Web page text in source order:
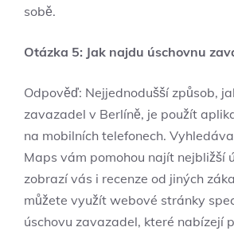
sobě.
Otázka 5: Jak najdu úschovnu
Odpověď: Nejjednodušší způsob,
zavazadel v Berlíně, je použít
na mobilních telefonech.
Maps vám pomohou najít nejbližší
zobrazí vás i recenze od jiných
můžete využít webové stránky
úschovu zavazadel, které nabízejí